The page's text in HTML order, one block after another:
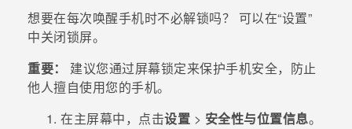
想要在每次唤醒手机时不必解锁吗？ 可以在​“‍设置”
中关闭锁屏。
重要：
建议您通过屏幕锁定来保护手机安全，防止
他人擅自使用您的手机。
在主屏幕中，点击设置 > 安全性与位置信息。